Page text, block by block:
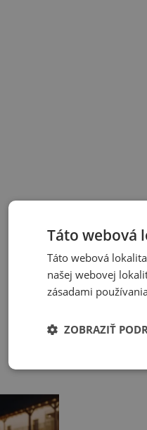
Táto webová
Táto webová
našej webovej
zásadami
ZOBRAZIŤ